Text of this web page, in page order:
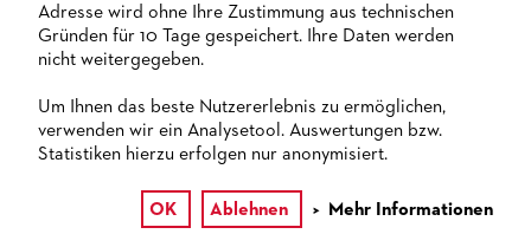
FANSHOP
PUBLIKATIONEN
VERMIETUNGEN
MEDIADATEN
ZUKUNFT UND HISTORIE DER STÄDTISCHEN BÜHNEN
KONTAKT ABO-SERVICE
OPERN-ABOS: GÜNSTIG, FLEXIBEL, EXKLUSIV
UNSERE PARTNER
PARTNER­ WERDEN
SPENDEN
OPERNGALA
KOOPERATIONEN
+ 49 69 212-49494
© 2013 – 2026 Oper Frankfurt
Adresse wird ohne Ihre Zustimmung aus technischen
Gründen für 10 Tage gespeichert. Ihre Daten werden
nicht weitergegeben.
Um Ihnen das beste Nutzererlebnis zu ermöglichen,
verwenden wir ein Analysetool. Auswertungen bzw.
Statistiken hierzu erfolgen nur anonymisiert.
OK Ablehnen Mehr Informationen